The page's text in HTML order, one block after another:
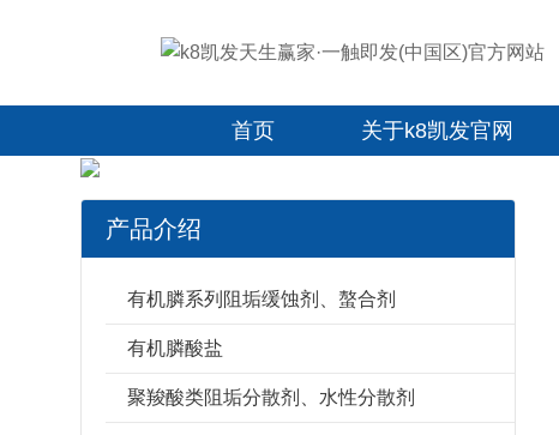
首页 关于k8凯发官网
产品介绍
有机膦系列阻垢缓蚀剂、螯合剂
有机膦酸盐
聚羧酸类阻垢分散剂、水性分散剂